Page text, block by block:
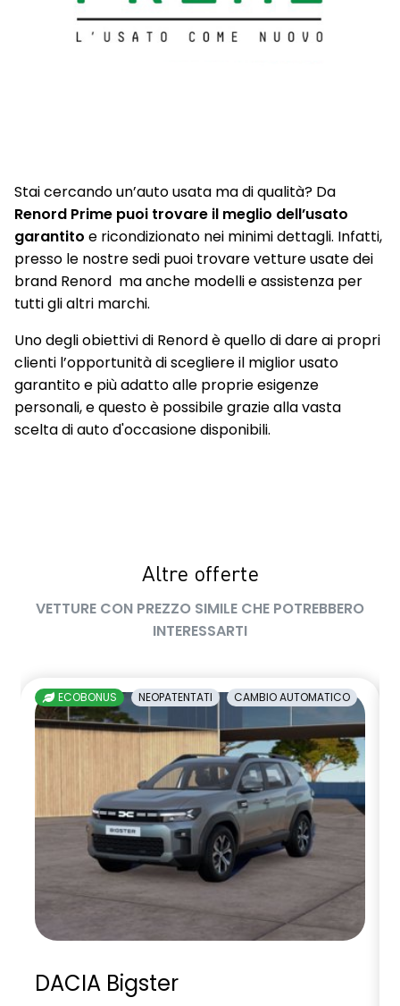
Stai cercando un’auto usata ma di qualità? Da
Renord Prime puoi trovare il meglio dell’usato
garantito e ricondizionato nei minimi dettagli. Infatti,
presso le nostre sedi puoi trovare vetture usate dei
brand Renord ma anche modelli e assistenza per
tutti gli altri marchi.
Uno degli obiettivi di Renord è quello di dare ai propri
clienti l’opportunità di scegliere il miglior usato
garantito e più adatto alle proprie esigenze
personali, e questo è possibile grazie alla vasta
scelta di auto d'occasione disponibili.
Altre offerte
VETTURE CON PREZZO SIMILE CHE POTREBBERO
INTERESSARTI
ECOBONUS NEOPATENTATI CAMBIO AUTOMATICO
DACIA Bigster